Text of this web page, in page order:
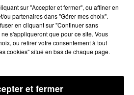
sec
DU 27/05/2024 À
L'HERAULT
sur "Accepter et fermer", ou affiner en
ou partenaires dans "Gérer mes choix".
en cliquant sur "Continuer sans
s'appliqueront que pour ce site. Vous
ou retirer votre consentement à tout
cookies" situé en bas de chaque page.
et fermer